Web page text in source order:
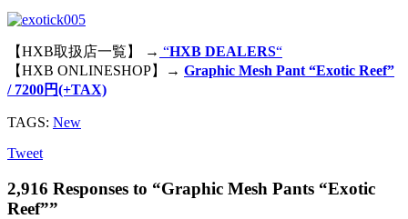
【HXB取扱店一覧】 → “HXB DEALERS“
【HXB ONLINESHOP】→ Graphic Mesh Pant “Exotic Reef”
/ 7200円(+TAX)
TAGS: New
Tweet
2,916 Responses to “Graphic Mesh Pants “Exotic
Reef””